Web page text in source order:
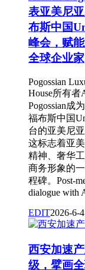
表亚美尼
布斯中国
峰会，赋
全球企业家
Pogossian
House所有者
Pogossian成
福布斯中国
台的亚美尼
这标志着亚
精神、奢华
商务形象的
程碑。Post-
dialogue with
EDIT2026-6-
西安加速
级，擘画